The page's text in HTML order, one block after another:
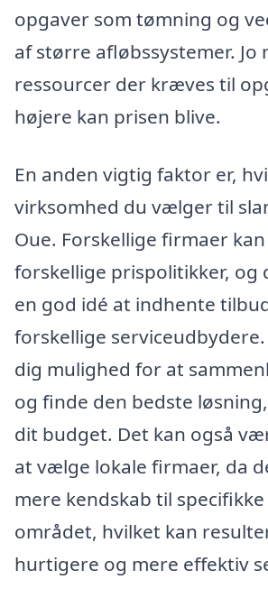
opgaver som tømning og
af større afløbssystemer. Jo
ressourcer der kræves til
højere kan prisen blive.
En anden vigtig faktor er,
virksomhed du vælger til
Oue. Forskellige firmaer
forskellige prispolitikker, og
en god idé at indhente
forskellige
dig mulighed for at
og finde den bedste
dit budget. Det kan også
at vælge lokale firmaer, da
mere kendskab til
området, hvilket kan
hurtigere og mere effektiv